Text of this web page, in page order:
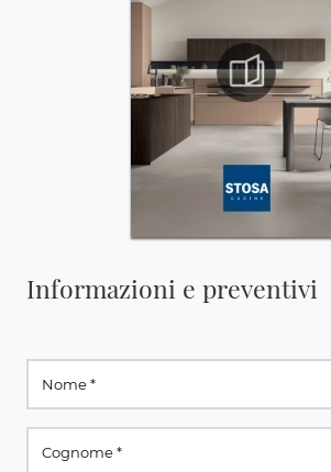
Informazioni e preventivi